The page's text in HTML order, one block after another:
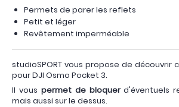
Permets de parer les reflets
Petit et léger
Revêtement imperméable
studioSPORT vous propose de découvrir
pour DJI Osmo Pocket 3.
Il vous permet de bloquerd'éventuels
mais aussi sur le dessus.